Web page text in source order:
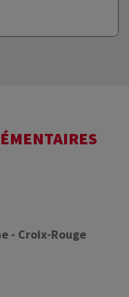
- Croix-Rouge